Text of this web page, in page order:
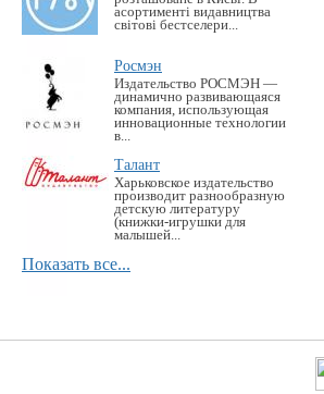
асортименті видавництва
світові бестселери...
Росмэн
Издательство РОСМЭН —
динамично развивающаяся
компания, использующая
инновационные технологии
в...
Талант
Харьковское издательство
производит разнообразную
детскую литературу
(книжки-игрушки для
малышей...
Показать все...